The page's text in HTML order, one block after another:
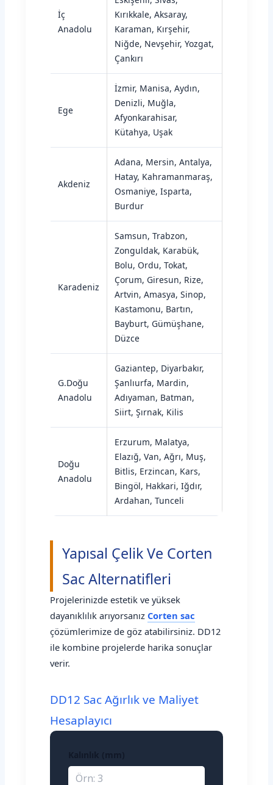
İç
Anadolu
Kırıkkale, Aksaray,
Karaman, Kırşehir,
Niğde, Nevşehir, Yozgat,
Çankırı
Ege
İzmir, Manisa, Aydın,
Denizli, Muğla,
Afyonkarahisar,
Kütahya, Uşak
Akdeniz
Adana, Mersin, Antalya,
Hatay, Kahramanmaraş,
Osmaniye, Isparta,
Burdur
Karadeniz
Samsun, Trabzon,
Zonguldak, Karabük,
Bolu, Ordu, Tokat,
Çorum, Giresun, Rize,
Artvin, Amasya, Sinop,
Kastamonu, Bartın,
Bayburt, Gümüşhane,
Düzce
G.Doğu
Anadolu
Gaziantep, Diyarbakır,
Şanlıurfa, Mardin,
Adıyaman, Batman,
Siirt, Şırnak, Kilis
Doğu
Anadolu
Erzurum, Malatya,
Elazığ, Van, Ağrı, Muş,
Bitlis, Erzincan, Kars,
Bingöl, Hakkari, Iğdır,
Ardahan, Tunceli
Yapısal Çelik Ve Corten
Sac Alternatifleri
Projelerinizde estetik ve yüksek
dayanıklılık arıyorsanızCorten sac
çözümlerimize de göz atabilirsiniz. DD12
ile kombine projelerde harika sonuçlar
verir.
DD12 Sac Ağırlık ve Maliyet
Hesaplayıcı